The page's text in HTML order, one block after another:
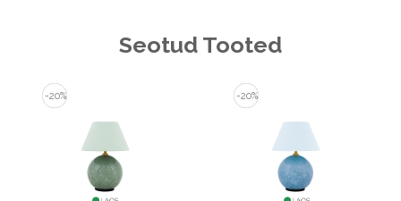
Seotud Tooted
-20% -20%